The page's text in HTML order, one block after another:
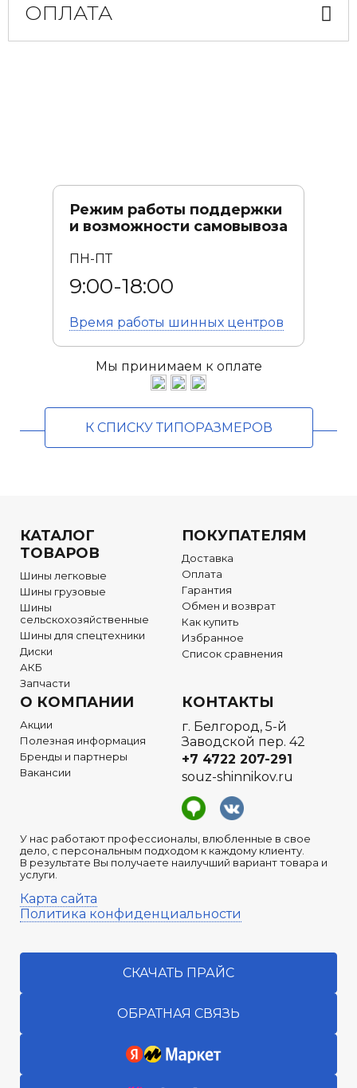
ОПЛАТА
Режим работы поддержки
и возможности самовывоза
ПН-ПТ
9:00-18:00
Время работы шинных центров
Мы принимаем к оплате
К СПИСКУ ТИПОРАЗМЕРОВ
КАТАЛОГ
ТОВАРОВ
Шины легковые
Шины грузовые
Шины
сельскохозяйственные
Шины для спецтехники
Диски
АКБ
Запчасти
ПОКУПАТЕЛЯМ
Доставка
Оплата
Гарантия
Обмен и возврат
Как купить
Избранное
Список сравнения
О КОМПАНИИ
Акции
Полезная информация
Бренды и партнеры
Вакансии
У нас работают профессионалы, влюбленные в свое
дело, с персональным подходом к каждому клиенту.
В результате Вы получаете наилучший вариант товара и
услуги.
Карта сайта
Политика конфиденциальности
КОНТАКТЫ
г. Белгород, 5-й
Заводской пер. 42
+7 4722 207-291
souz-shinnikov.ru
СКАЧАТЬ ПРАЙС
ОБРАТНАЯ СВЯЗЬ